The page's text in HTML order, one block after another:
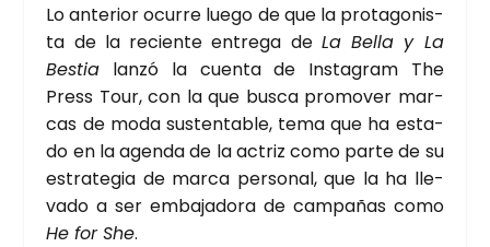
Lo ante­rior ocu­rre lue­go de que la pro­ta­go­nis­
ta de la recien­te entre­ga de La Bella y La
Bes­tia lan­zó la cuen­ta de Ins­ta­gram The
Press Tour, con la que bus­ca pro­mo­ver mar­
cas de moda sus­ten­ta­ble, tema que ha esta­
do en la agen­da de la actriz como par­te de su
estra­te­gia de mar­ca per­so­nal, que la ha lle­
va­do a ser emba­ja­do­ra de cam­pa­ñas como
He for She.